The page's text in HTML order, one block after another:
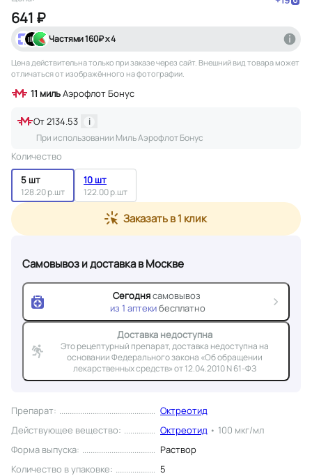
Препарат:
Октреотид
Действующее вещество: Октреотид • 100 мкг/мл
Форма выпуска:
Раствор
Количество в упаковке:
5
641 ₽
Частями160₽ х 4
Цена действительна только при заказе через сайт. Внешний вид товара может
отличаться от изображённого на фотографии.
11 мильАэрофлот Бонус
От2134.53
i
При использовании Миль Аэрофлот Бонус
Количество
5 шт
128.20 р.шт
10 шт
122.00 р.шт
Заказать в 1 клик
Самовывоз и доставкав Москве
Сегоднясамовывоз
из 1 аптекибесплатно
Доставка недоступна
Это рецептурный препарат, доставка недоступна на
основании Федерального закона «Об обращении
лекарственных средств» от 12.04.2010 N 61-ФЗ